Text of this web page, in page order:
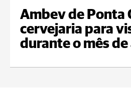
Ambev de Ponta
cervejaria para
durante o mês